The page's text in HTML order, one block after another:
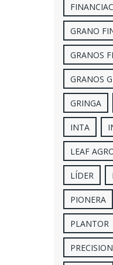
GRANO
GRANOS
GRANOS
GRINGA
INTA
LEAF
LÍDER
PIONERA
PLANTOR